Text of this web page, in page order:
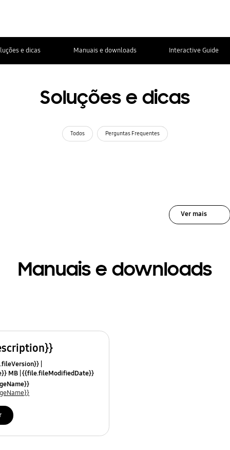
e dicas Manuais e downloads Interactive Guide
Soluções e dicas
Todos Perguntas Frequentes
Ver mais
Manuais e downloads
MB {{file.fileModifiedDate}}